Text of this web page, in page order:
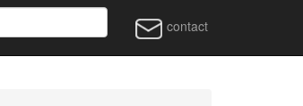
contact